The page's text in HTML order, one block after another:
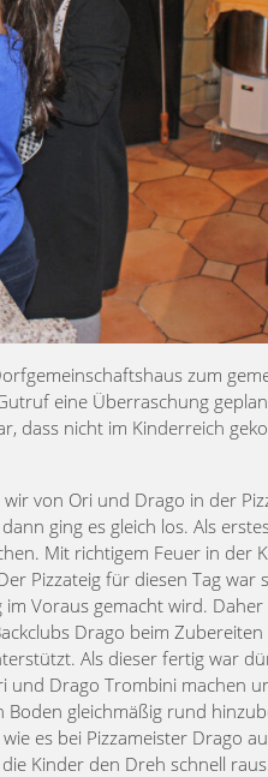
zum
eine Überraschung
dass nicht im Kinderreich
von Ori und Drago in der
ging es gleich los. Als
Mit richtigem Feuer in der
Pizzateig für diesen Tag war
im Voraus gemacht wird.
Drago beim
Als dieser fertig war
und Drago Trombini machen
Boden gleichmäßig rund
es bei Pizzameister Drago
Kinder den Dreh schnell raus.